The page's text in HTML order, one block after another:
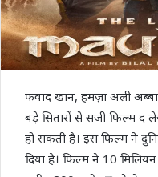
फवाद खान, हमज़ा अली
बड़े सितारों से सजी फिल्म द
हो सकती है। इस फिल्म ने
दिया है। फिल्म ने 10 मिलियन